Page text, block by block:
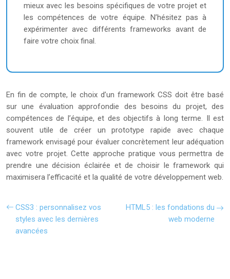
mieux avec les besoins spécifiques de votre projet et
les compétences de votre équipe. N’hésitez pas à
expérimenter avec différents frameworks avant de
faire votre choix final.
En fin de compte, le choix d’un framework CSS doit être basé
sur une évaluation approfondie des besoins du projet, des
compétences de l’équipe, et des objectifs à long terme. Il est
souvent utile de créer un prototype rapide avec chaque
framework envisagé pour évaluer concrètement leur adéquation
avec votre projet. Cette approche pratique vous permettra de
prendre une décision éclairée et de choisir le framework qui
maximisera l’efficacité et la qualité de votre développement web.
CSS3 : personnalisez vos
styles avec les dernières
avancées
HTML5 : les fondations du
web moderne